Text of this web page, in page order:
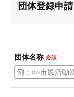
イ
団体登録申請
団体名称 必須